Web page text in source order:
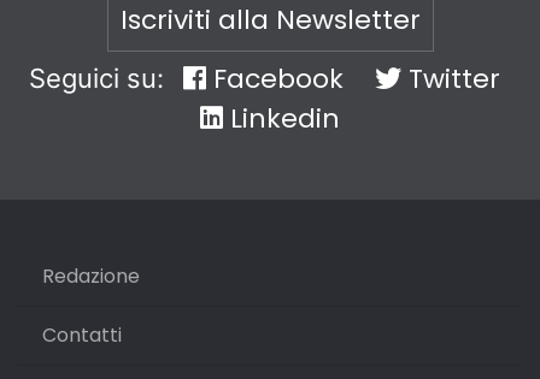
Iscriviti alla Newsletter
Seguici su: Facebook
Twitter
Linkedin
Redazione
Contatti